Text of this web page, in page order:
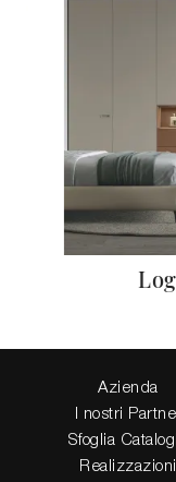
Azienda
I nostri
Sfoglia
Realizzazioni